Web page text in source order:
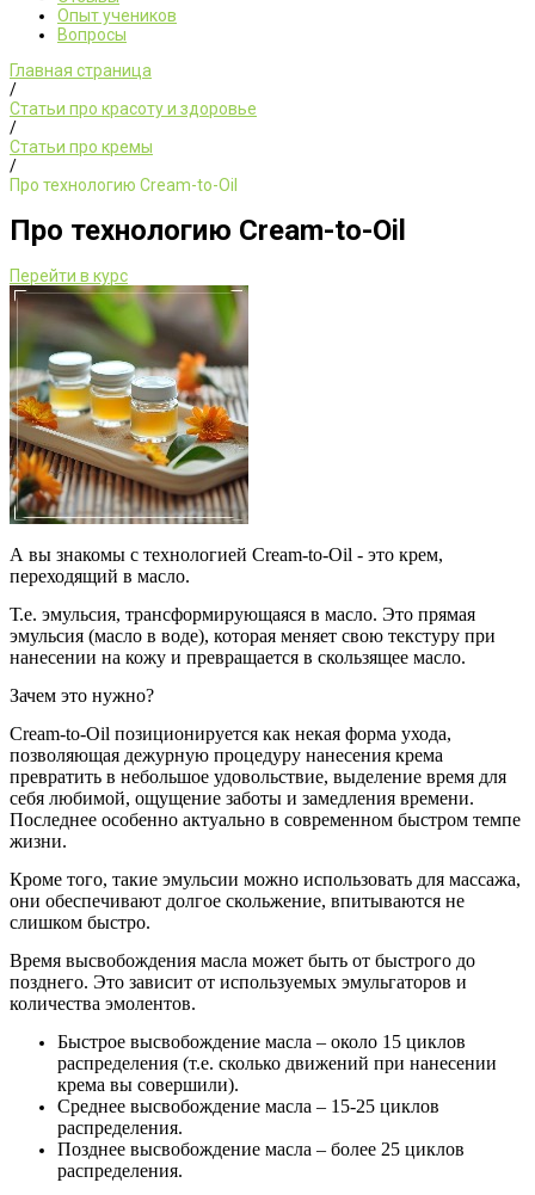
Опыт учеников
Вопросы
Главная страница
/
Статьи про красоту и здоровье
/
Статьи про кремы
/
Про технологию Cream-to-Oil
Про технологию Cream-to-Oil
Перейти в курс
А вы знакомы с технологией Cream-to-Oil - это крем,
переходящий в масло.
Т.е. эмульсия, трансформирующаяся в масло. Это прямая
эмульсия (масло в воде), которая меняет свою текстуру при
нанесении на кожу и превращается в скользящее масло.
Зачем это нужно?
Сream-to-Oil позиционируется как некая форма ухода,
позволяющая дежурную процедуру нанесения крема
превратить в небольшое удовольствие, выделение время для
себя любимой, ощущение заботы и замедления времени.
Последнее особенно актуально в современном быстром темпе
жизни.
Кроме того, такие эмульсии можно использовать для массажа,
они обеспечивают долгое скольжение, впитываются не
слишком быстро.
Время высвобождения масла может быть от быстрого до
позднего. Это зависит от используемых эмульгаторов и
количества эмолентов.
Быстрое высвобождение масла – около 15 циклов
распределения (т.е. сколько движений при нанесении
крема вы совершили).
Среднее высвобождение масла – 15-25 циклов
распределения.
Позднее высвобождение масла – более 25 циклов
распределения.